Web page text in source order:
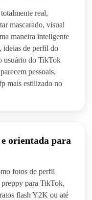
real,
mascarado, visual
maneira inteligente
ideias de perfil do
usuário do TikTok
pessoais,
mais estilizado no
orientada para
fotos de perfil
para TikTok,
flash Y2K ou até